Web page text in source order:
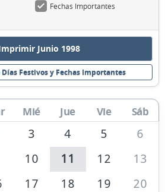
Fechas Importantes
Junio 1998
Festivos y Fechas Importantes
Mié Jue Vie Sáb
3 4 5
6
10 11 12
13
17 18 19
20